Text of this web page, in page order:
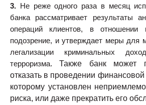
3.
Не реже одного раза в месяц
банка рассматривает результаты
операций клиентов, в отношении
подозрение, и утверждает меры для
легализации криминальных
терроризма. Также банк может
отказать в проведении финансовой
которому установлен
риска, или даже прекратить его